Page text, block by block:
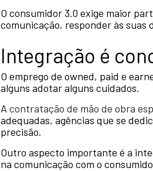
O consumidor 3.0 exige maior
comunicação, responder às suas
Integração é
O emprego de owned, paid e
alguns adotar alguns cuidados.
A contratação de mão de obra
adequadas, agências que se
precisão.
Outro aspecto importante é a
na comunicação com o